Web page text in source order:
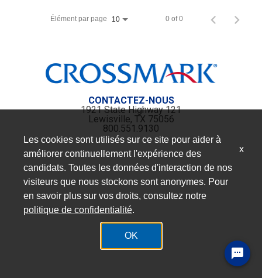
Élément par page 10 0 of 0
CONTACTEZ-NOUS
1921 State Highway 121
Lewisville, TX 75056
800.551.9130
Les cookies sont utilisés sur ce site pour aider à
améliorer continuellement l'expérience des
candidats. Toutes les données d'interaction de nos
visiteurs que nous stockons sont anonymes. Pour
en savoir plus sur vos droits, consultez notre
politique de confidentialité.
OK
x